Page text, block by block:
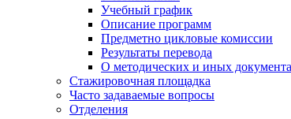
Учебный график
Описание программ
Предметно цикловые комиссии
Результаты перевода
О методических и иных
Стажировочная площадка
Часто задаваемые вопросы
Отделения